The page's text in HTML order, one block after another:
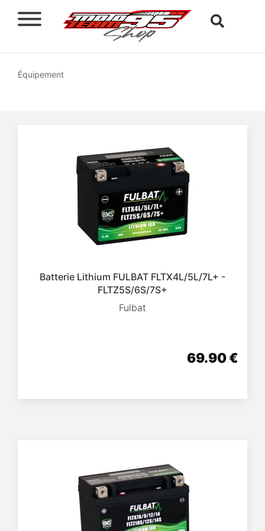
Équipement
Batterie Lithium FULBAT FLTX4L/5L/7L+ -
FLTZ5S/6S/7S+
Fulbat
69.90 €